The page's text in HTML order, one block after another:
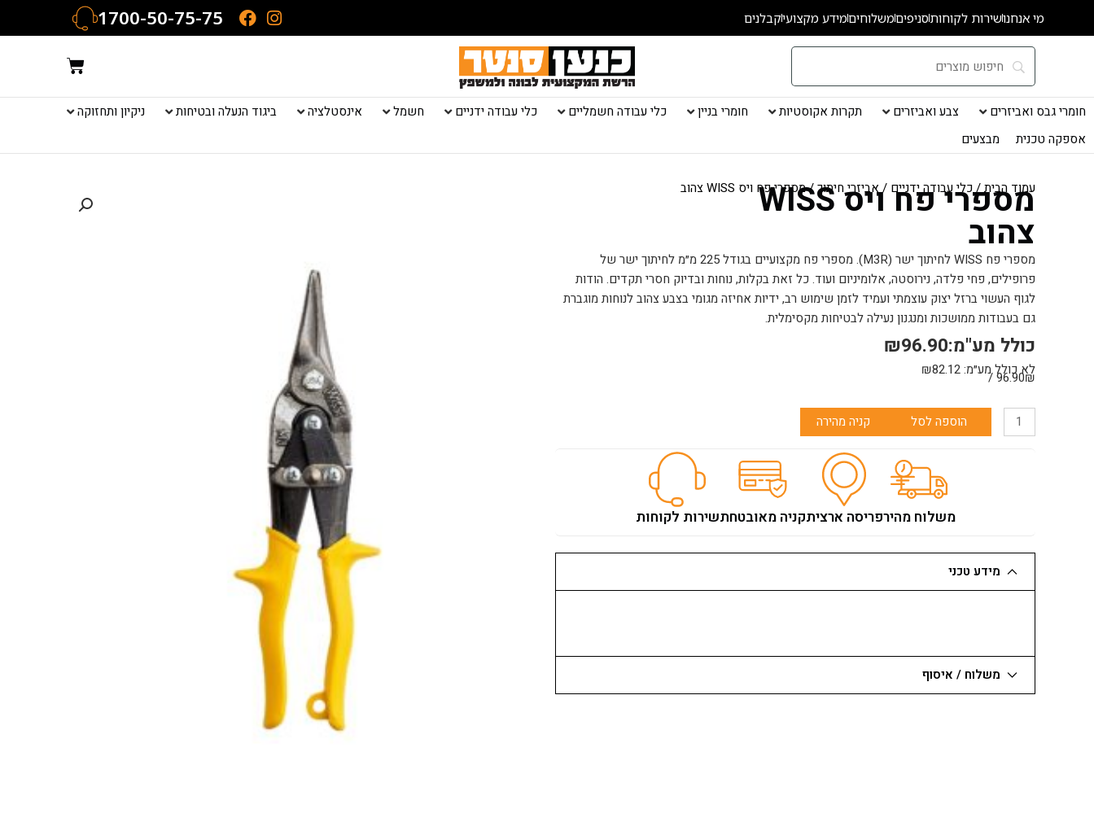
מי אנחנושירות לקוחותסניפיםמשלוחיםמידע מקצועיקבלנים 1700-50-75-75
עגלת
קניות
חומרי גבס ואביזרים צבע ואביזרים תקרות אקוסטיות חומרי בניין כלי עבודה חשמליים כלי עבודה ידניים חשמל אינסטלציה ביגוד הנעלה ובטיחות
ניקיון ותחזוקה
אספקה טכנית
מבצעים
עמוד הבית/כלי עבודה ידניים /אביזרי חיתוך/ מספרי פח ויס WISS צהוב
מספרי פח ויס WISS
צהוב
מספרי פח WISS לחיתוך ישר (M3R). מספרי פח מקצועיים בגודל 225 מ״מ לחיתוך ישר של
פרופילים, פחי פלדה, נירוסטה, אלומיניום ועוד. כל זאת בקלות, נוחות ובדיוק חסרי תקדים. הודות
לגוף העשוי ברזל יצוק עוצמתי ועמיד לזמן שימוש רב, ידיות אחיזה מגומי בצבע צהוב לנוחות מוגברת
גם בעבודות ממושכות ומנגנון נעילה לבטיחות מקסימלית.
₪96.90כולל מע"מ:
לא כולל מע״מ: ₪82.12
96.90₪ /
כמות
הוספה לסל קניה מהירה
משלוח מהירפריסה ארציתקניה מאובטחתשירות לקוחות
מידע טכני
משלוח / איסוף